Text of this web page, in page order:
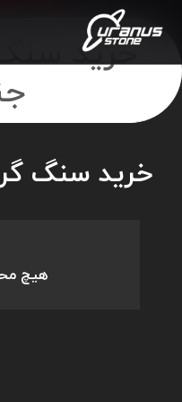
خرید
خرید سنگ
هیچ